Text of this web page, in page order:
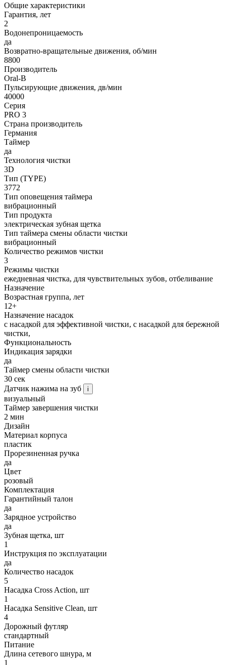
Общие характеристики
Гарантия, лет
2
Водонепроницаемость
да
Возвратно-вращательные движения, об/мин
8800
Производитель
Oral-B
Пульсирующие движения, дв/мин
40000
Серия
PRO 3
Страна производитель
Германия
Таймер
да
Технология чистки
3D
Тип (TYPE)
3772
Тип оповещения таймера
вибрационный
Тип продукта
электрическая зубная щетка
Тип таймера смены области чистки
вибрационный
Количество режимов чистки
3
Режимы чистки
ежедневная чистка, для чувствительных зубов, отбеливание
Назначение
Возрастная группа, лет
12+
Назначение насадок
с насадкой для эффективной чистки, с насадкой для бережной
чистки,
Функциональность
Индикация зарядки
да
Таймер смены области чистки
30 сек
Датчик нажима на зуб
i
визуальный
Таймер завершения чистки
2 мин
Дизайн
Материал корпуса
пластик
Прорезиненная ручка
да
Цвет
розовый
Комплектация
Гарантийный талон
да
Зарядное устройство
да
Зубная щетка, шт
1
Инструкция по эксплуатации
да
Количество насадок
5
Насадка Cross Action, шт
1
Насадка Sensitive Clean, шт
4
Дорожный футляр
стандартный
Питание
Длина сетевого шнура, м
1